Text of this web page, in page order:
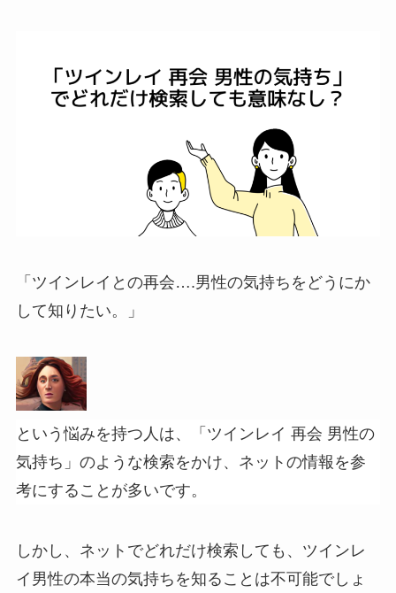
「ツインレイとの再会….男性の気持ちをどうにか
して知りたい。」
という悩みを持つ人は、「ツインレイ 再会 男性の
気持ち」のような検索をかけ、ネットの情報を参
考にすることが多いです。
しかし、ネットでどれだけ検索しても、ツインレ
イ男性の本当の気持ちを知ることは不可能でしょ